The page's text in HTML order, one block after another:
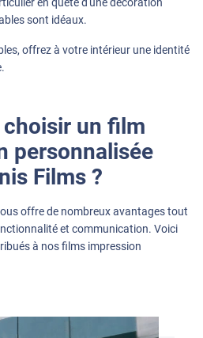
en quête d'une décoration
sont idéaux.
offrez à votre intérieur une identité
un film
personnalisée
Films ?
offre de nombreux avantages tout
et communication. Voici
à nos films impression